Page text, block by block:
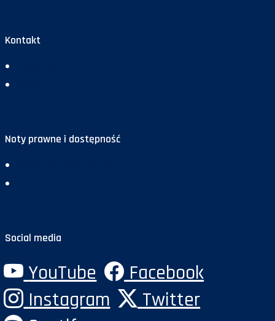
Kontakt
Noty prawne i dostępność
Social media
YouTube
Facebook
Instagram
Twitter